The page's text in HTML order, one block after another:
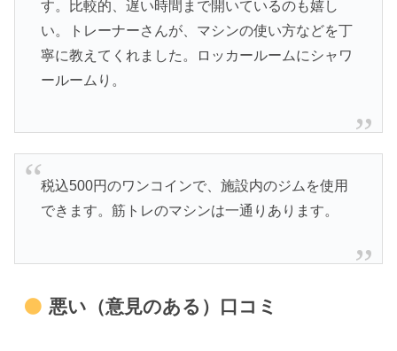
す。比較的、遅い時間まで開いているのも嬉し
い。トレーナーさんが、マシンの使い方などを丁
寧に教えてくれました。ロッカールームにシャワ
ールームり。
税込500円のワンコインで、施設内のジムを使用
できます。筋トレのマシンは一通りあります。
悪い（意見のある）口コミ